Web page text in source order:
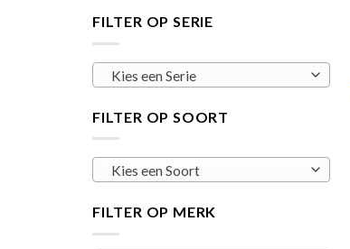
FILTER OP SERIE
Kies een Serie
FILTER OP SOORT
Kies een Soort
FILTER OP MERK